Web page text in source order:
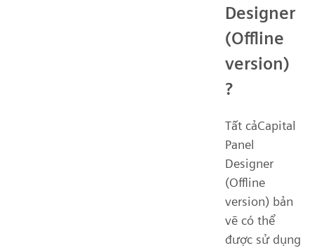
Designer
(Offline
version)
?
Tất cảCapital
Panel
Designer
(Offline
version) bản
vẽ có thể
được sử dụng